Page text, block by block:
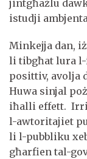
jintgħażlu
istudji
Minkejja dan,
li tibgħat lura
posittiv, avolja
Huwa sinjal
iħalli effett.
l-awtoritajiet
li l-pubbliku
għarfien tal-